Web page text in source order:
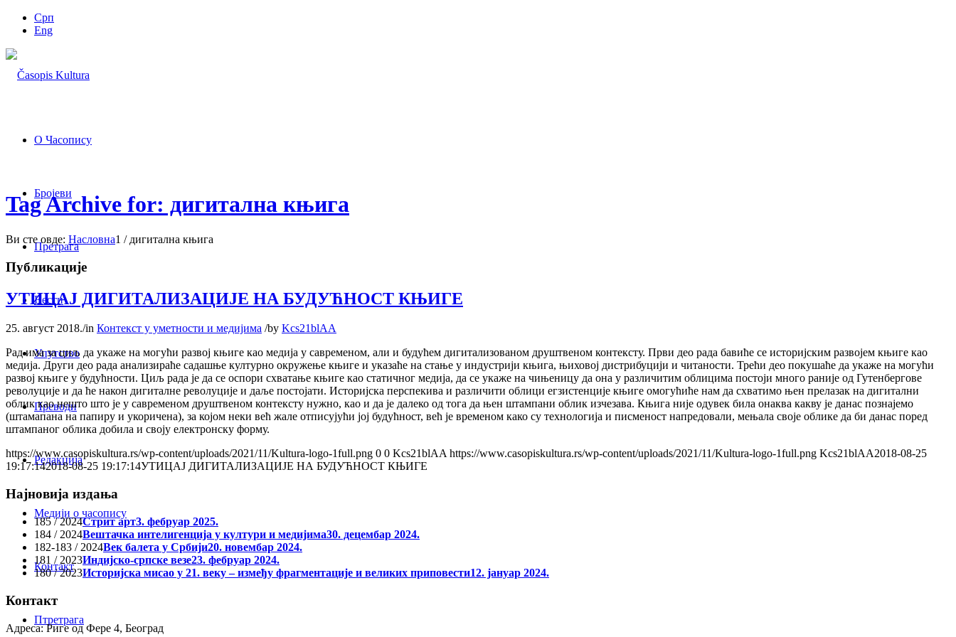
Срп
Eng
О Часопису
Бројеви
Претрага
Вести
Упутство
Преводи
Редакција
Медији о часопису
Контакт
Птретрага
Tag Archive for: дигитална књига
Ви сте овде: Насловна1 / дигитална књига
Публикације
УТИЦАЈ ДИГИТАЛИЗАЦИЈЕ НА БУДУЋНОСТ КЊИГЕ
25. август 2018./in Контекст у уметности и медијима /by Kcs21blAA
Рад има за циљ да укаже на могући развој књиге као медија у савременом, али и будућем дигитализованом друштвеном контексту. Први део рада бавиће се историјским развојем књиге као
медија. Други део рада анализираће садашње културно окружење књиге и указаће на стање у индустрији књига, њиховој дистрибуцији и читаности. Трећи део покушаће да укаже на могући
развој књиге у будућности. Циљ рада је да се оспори схватање књиге као статичног медија, да се укаже на чињеницу да она у различитим облицима постоји много раније од Гутенбергове
револуције и да ће након дигиталне револуције и даље постојати. Историјска перспекива и различити облици егзистенције књиге омогућиће нам да схватимо њен прелазак на дигитални
облик као нешто што је у савременом друштвеном контексту нужно, као и да је далеко од тога да њен штампани облик изчезава. Књига није одувек била онаква какву је данас познајемо
(штамапана на папиру и укоричена), за којом неки већ жале отписујући јој будућност, већ је временом како су технологија и писменост напредовали, мењала своје облике да би данас поред
штампаног облика добила и своју електронску форму.
https://www.casopiskultura.rs/wp-content/uploads/2021/11/Kultura-logo-1full.png 0 0 Kcs21blAA https://www.casopiskultura.rs/wp-content/uploads/2021/11/Kultura-logo-1full.png Kcs21blAA2018-08-25
19:17:142018-08-25 19:17:14УТИЦАЈ ДИГИТАЛИЗАЦИЈЕ НА БУДУЋНОСТ КЊИГЕ
Најновија издања
185 / 2024Стрит арт3. фебруар 2025.
184 / 2024Вештачка интелигенција у култури и медијима30. децембар 2024.
182-183 / 2024Век балета у Србији20. новембар 2024.
181 / 2023Индијско-српске везе23. фебруар 2024.
180 / 2023Историјска мисао у 21. веку – између фрагментације и великих приповести12. јануар 2024.
Контакт
Адреса: Риге од Фере 4, Београд